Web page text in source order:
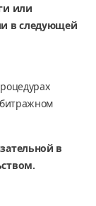
или
в следующей
в